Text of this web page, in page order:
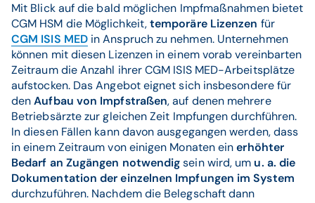
Mit Blick auf die bald möglichen Impfmaßnahmen bietet
CGM HSM die Möglichkeit,temporäre Lizenzen für
CGM ISIS MEDin Anspruch zu nehmen. Unternehmen
können mit diesen Lizenzen in einem vorab vereinbarten
Zeitraum die Anzahl ihrer CGM ISIS MED-Arbeitsplätze
aufstocken. Das Angebot eignet sich insbesondere für
denAufbau von Impfstraßen, auf denen mehrere
Betriebsärzte zur gleichen Zeit Impfungen durchführen.
In diesen Fällen kann davon ausgegangen werden, dass
in einem Zeitraum von einigen Monaten einerhöhter
Bedarf an Zugängen notwendigsein wird, um u. a. die
Dokumentation der einzelnen Impfungen im System
durchzuführen. Nachdem die Belegschaft dann